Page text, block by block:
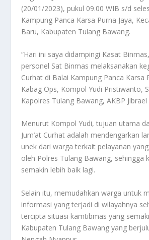
(20/01/2023), pukul 09.00 WIB s/d
Kampung Panca Karsa Purna Jaya,
Baru, Kabupaten Tulang Bawang.
“Hari ini saya didampingi Kasat
personel Sat Binmas melaksanakan
Curhat di Balai Kampung Panca Karsa
Kabag Ops, Kompol Yudi Pristiwanto,
Kapolres Tulang Bawang, AKBP
Menurut Kompol Yudi, tujuan utama
Jum’at Curhat adalah mendengarkan
unek dari warga terkait pelayanan
oleh Polres Tulang Bawang, sehingga
semakin lebih baik lagi.
Selain itu, memudahkan warga untuk
informasi yang terjadi di wilayahnya
tercipta situasi kamtibmas yang
Kabupaten Tulang Bawang yang